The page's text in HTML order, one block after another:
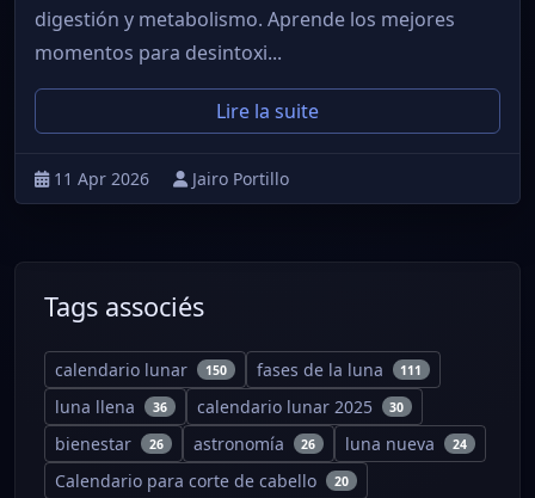
digestión y metabolismo. Aprende los mejores
momentos para desintoxi...
Lire la suite
11 Apr 2026 Jairo Portillo
Tags associés
calendario lunar 150 fases de la luna 111
luna llena 36 calendario lunar 2025 30
bienestar 26 astronomía 26 luna nueva 24
Calendario para corte de cabello 20